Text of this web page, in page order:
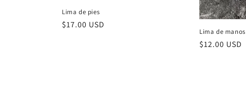
:
Lima de pies
Precio
$17.00 USD
Lima de manos
Precio
$12.00 USD